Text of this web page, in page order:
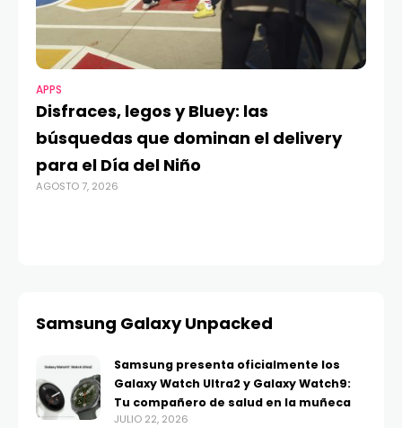
APPS
Disfraces, legos y Bluey: las
búsquedas que dominan el delivery
para el Día del Niño
AGOSTO 7, 2026
Samsung Galaxy Unpacked
Samsung presenta oficialmente los
Galaxy Watch Ultra2 y Galaxy Watch9:
Tu compañero de salud en la muñeca
JULIO 22, 2026